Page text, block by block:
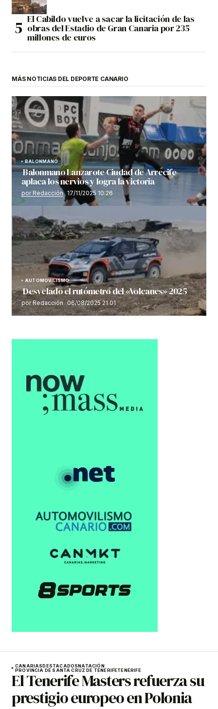
El Cabildo vuelve a sacar la licitación de las
obras del Estadio de Gran Canaria por 235
millones de euros
MÁS NOTICIAS DEL DEPORTE CANARIO
BALONMANO
Balonmano Lanzarote Ciudad de Arrecife
aplaca los nervios y logra la victoria
por Redacción 17/11/2025 10:26
AUTOMOVILISMO
Desvelado el rutómetro del «Volcanes» 2025
por Redacción 06/08/2025 21:01
CANARIASDESTACADOSNATACIÓN
PROVINCIA DE SANTA CRUZ DE TENERIFETENERIFE
El Tenerife Masters refuerza su
prestigio europeo en Polonia